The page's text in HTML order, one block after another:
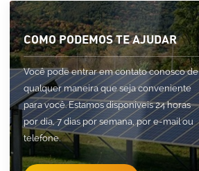
COMO PODEMOS TE AJUDAR
Você pode entrar em contato conosco de
qualquer maneira que seja conveniente
para você. Estamos disponíveis 24 horas
por dia, 7 dias por semana, por e-mail ou
telefone.